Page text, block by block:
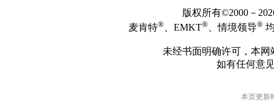
版权所有©2000－
麦肯特® 、EMKT® 、情境领导®
未经书面明确许可，本
如有任何意
本页更新